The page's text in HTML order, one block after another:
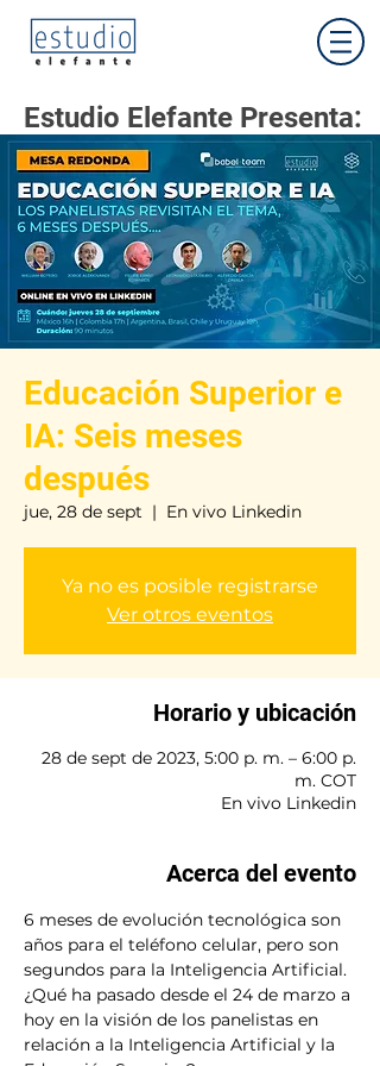
Estudio Elefante Presenta:
Educación Superior e
IA: Seis meses
después
jue, 28 de sept
  |
En vivo Linkedin
Ya no es posible registrarse
Ver otros eventos
Horario y ubicación
28 de sept de 2023, 5:00 p. m. – 6:00 p.
m. COT
En vivo Linkedin
Acerca del evento
6 meses de evolución tecnológica son
años para el teléfono celular, pero son
segundos para la Inteligencia Artificial.
¿Qué ha pasado desde el 24 de marzo a
hoy en la visión de los panelistas en
relación a la Inteligencia Artificial y la